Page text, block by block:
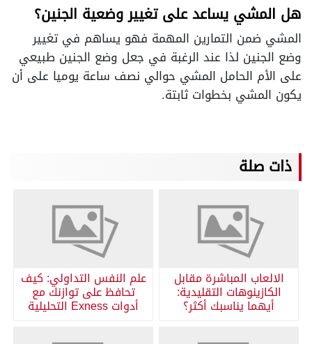
هل المشي يساعد على تغيير وضعية الجنين؟
المشي ضمن التمارين المهمة فهو يساهم في تغيير
وضع الجنين لذا عند الرغبة في جعل وضع الجنين طبيعي
على الأم الحامل المشي حوالي نصف ساعة يوميا على أن
يكون المشي بخطوات ثابتة.
ذات صلة
الالعاب المباشرة مقابل
الكازينوهات التقليدية:
أيهما يناسبك أكثر؟
علم النفس التداولي: كيف
تحافظ على توازنك مع
أدوات Exness التحليلية